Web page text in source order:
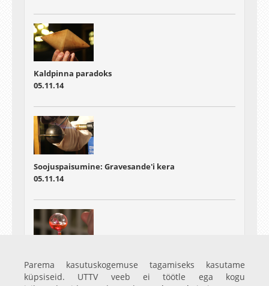
Kaldpinna paradoks
05.11.14
Soojuspaisumine: Gravesande'i kera
05.11.14
Soojuspaisumine: klaaskuulid
05.11.14
Parema kasutuskogemuse tagamiseks kasutame
küpsiseid. UTTV veeb ei töötle ega kogu